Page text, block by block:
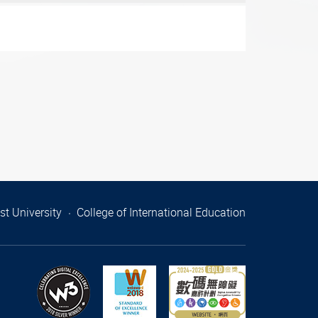
University College of International Education